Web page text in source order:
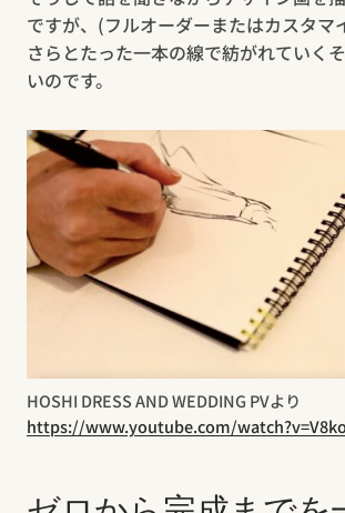
ですが、(フルオーダーまたはカスタマ
さらとたった一本の線で紡がれていく
いのです。
HOSHI DRESS AND WEDDING PVより
https://www.youtube.com/